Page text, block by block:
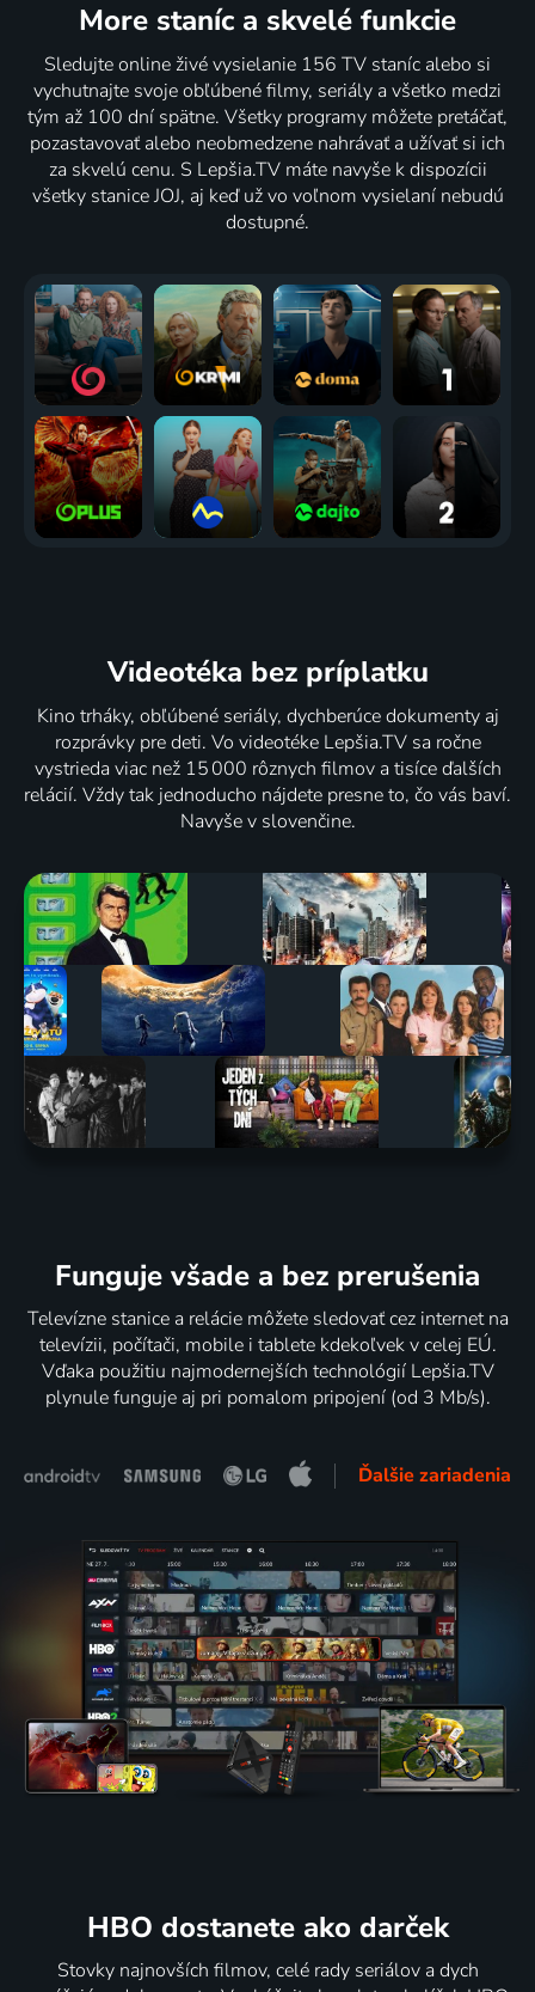
More staníc a skvelé funkcie
Sledujte online živé vysielanie 156 TV staníc alebo si
vychutnajte svoje obľúbené filmy, seriály a všetko medzi
tým až 100 dní spätne. Všetky programy môžete pretáčať,
pozastavovať alebo neobmedzene nahrávať a užívať si ich
za skvelú cenu. S Lepšia.TV máte navyše k dispozícii
všetky stanice JOJ, aj keď už vo voľnom vysielaní nebudú
dostupné.
Videotéka bez príplatku
Kino trháky, obľúbené seriály, dychberúce dokumenty aj
rozprávky pre deti. Vo videotéke Lepšia.TV sa ročne
vystrieda viac než 15 000 rôznych filmov a tisíce ďalších
relácií. Vždy tak jednoducho nájdete presne to, čo vás baví.
Navyše v slovenčine.
Funguje všade a bez prerušenia
Televízne stanice a relácie môžete sledovať cez internet na
televízii, počítači, mobile i tablete kdekoľvek v celej EÚ.
Vďaka použitiu najmodernejších technológií Lepšia.TV
plynule funguje aj pri pomalom pripojení (od 3 Mb/s).
Ďalšie zariadenia
HBO dostanete ako darček
Stovky najnovších filmov, celé rady seriálov a dych